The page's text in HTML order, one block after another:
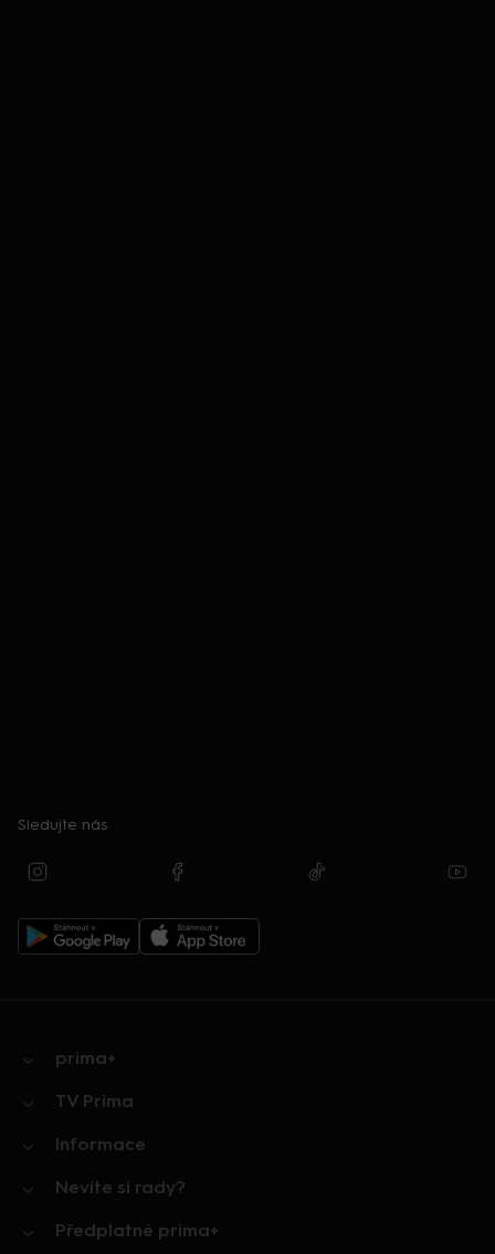
Sledujte nás
prima+
TV Prima
Informace
Nevíte si rady?
Předplatné prima+